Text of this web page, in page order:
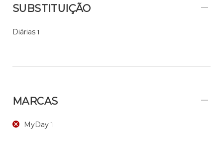
SUBSTITUIÇÃO
Diárias 1
MARCAS
MyDay 1